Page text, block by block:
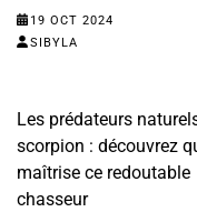
19 OCT 2024
SIBYLA
Navigation
de
l’article
Les prédateurs
scorpion : découvrez
maîtrise ce redoutable
chasseur